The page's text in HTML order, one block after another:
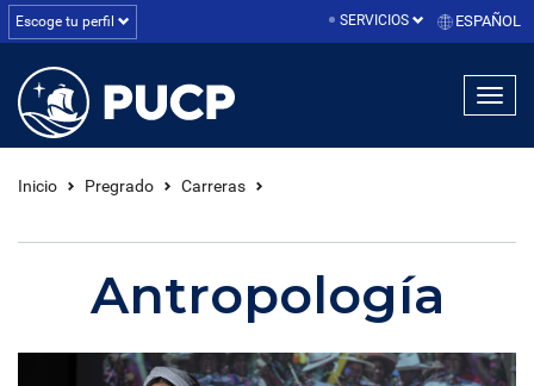
Escoge tu perfil SERVICIOS ESPAÑOL
Inicio Pregrado Carreras
Antropología